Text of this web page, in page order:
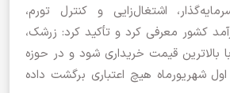
اشتغال‌زایی و کنترل تورم،
کشور معرفی کرد و تأکید کرد: زرشک،
بالاترین قیمت خریداری شود و در حوزه
اول شهریورماه هیچ اعتباری برگشت داده